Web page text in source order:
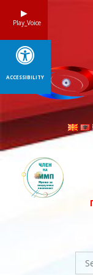
for:
Play_Voice
ACCESSIBILITY